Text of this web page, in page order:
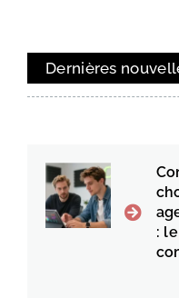
Dernières
: